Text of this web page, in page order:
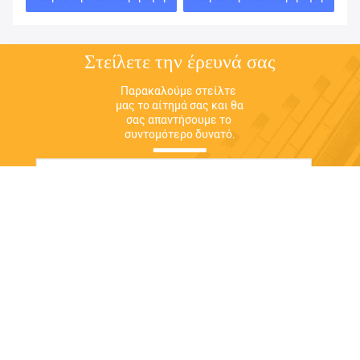
χρωμάτων
Στείλετε την έρευνά σας
Παρακαλούμε στείλτε
μας το αίτημά σας και θα
σας απαντήσουμε το
συντομότερο δυνατό.